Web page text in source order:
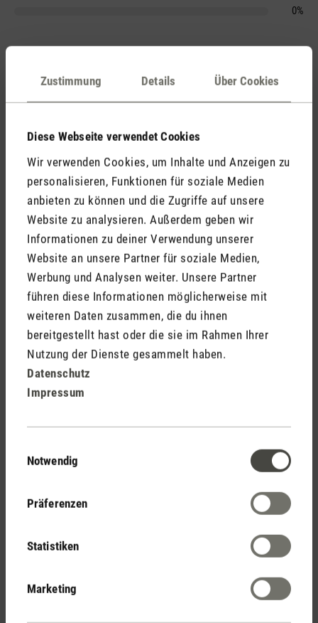
Zustimmung Details Über Cookies
Diese Webseite verwendet Cookies
Wir verwenden Cookies, um Inhalte und Anzeigen zu
personalisieren, Funktionen für soziale Medien
anbieten zu können und die Zugriffe auf unsere
Website zu analysieren. Außerdem geben wir
Informationen zu deiner Verwendung unserer
Website an unsere Partner für soziale Medien,
Werbung und Analysen weiter. Unsere Partner
führen diese Informationen möglicherweise mit
weiteren Daten zusammen, die du ihnen
bereitgestellt hast oder die sie im Rahmen Ihrer
Nutzung der Dienste gesammelt haben.
Datenschutz
Impressum
Notwendig
Präferenzen
Statistiken
Marketing
0%
Kommentare (0)
Deine Erkenntnisse mit anderen.
Jetzt Produkt bewerten
Deine Vorteile